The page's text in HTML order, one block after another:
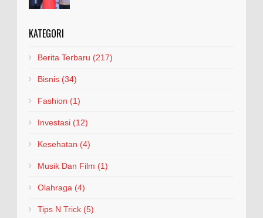
KATEGORI
Berita Terbaru (217)
Bisnis (34)
Fashion (1)
Investasi (12)
Kesehatan (4)
Musik Dan Film (1)
Olahraga (4)
Tips N Trick (5)